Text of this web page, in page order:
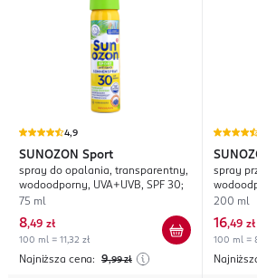
4,9
SUNOZON Sport
spray do opalania, transparentny,
wodoodporny, UVA+UVB, SPF 30;
75 ml
8,49 zł
100 ml = 11,32 zł
Najniższa cena: 9,99 zł
spray
200 ml
16,49 zł
100 ml =